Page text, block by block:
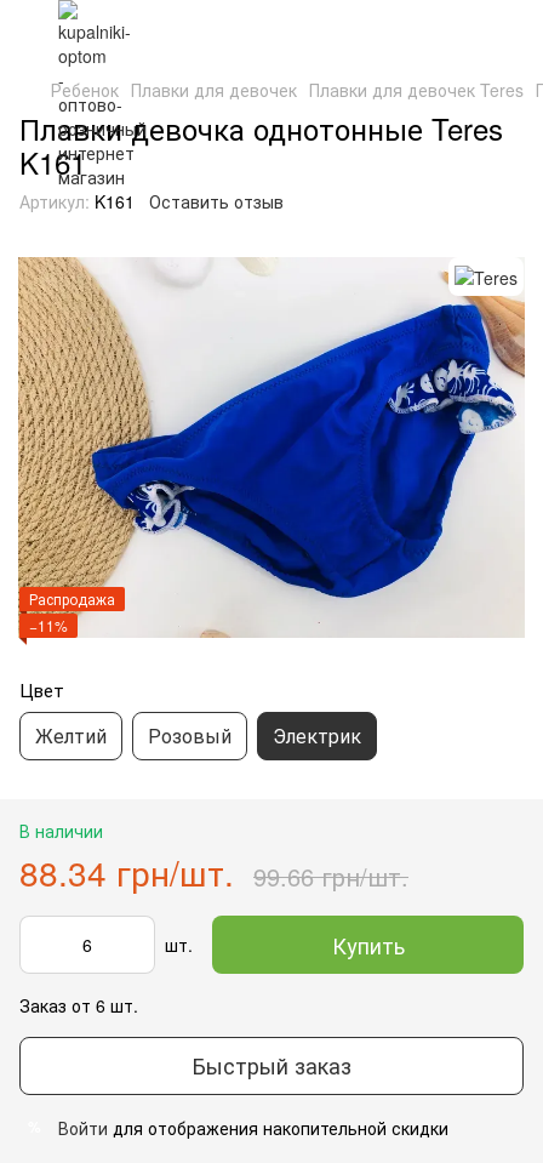
Ребенок Плавки для девочек Плавки для девочек Teres
Плавки девочка однотонные Teres
K161
Артикул: K161 Оставить отзыв
Распродажа
−11%
Цвет
Желтий Розовый Электрик
В наличии
88.34 грн/шт. 99.66 грн/шт.
шт. Купить
Заказ от 6 шт.
Быстрый заказ
Войти для отображения накопительной скидки